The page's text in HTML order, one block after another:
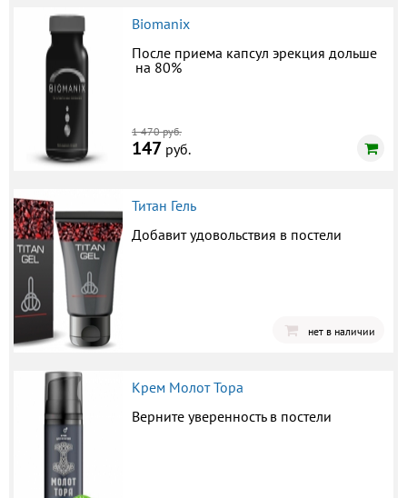
Biomanix
После приема капсул эрекция дольше
на 80%
1 470 руб.
147 руб.
Титан Гель
Добавит удовольствия в постели
нет в наличии
Крем Молот Тора
Верните уверенность в постели